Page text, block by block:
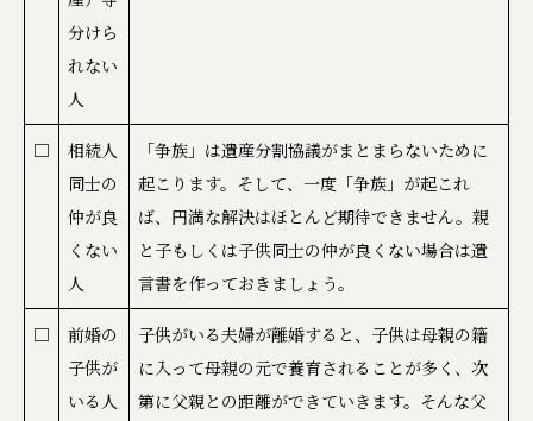
分けら
れない
人
□
相続人
同士の
仲が良
くない
人
「争族」は遺産分割協議がまとまらないために
起こります。そして、一度「争族」が起これ
ば、円満な解決はほとんど期待できません。親
と子もしくは子供同士の仲が良くない場合は遺
言書を作っておきましょう。
□
前婚の
子供が
いる人
子供がいる夫婦が離婚すると、子供は母親の籍
に入って母親の元で養育されることが多く、次
第に父親との距離ができていきます。そんな父